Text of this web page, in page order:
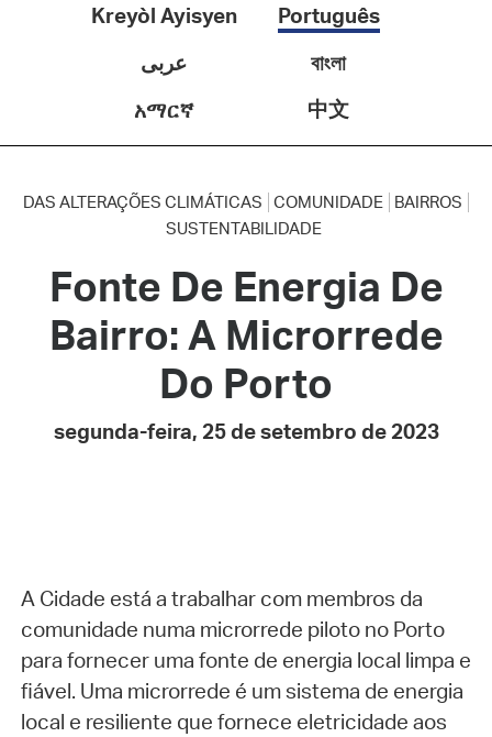
Kreyòl Ayisyen
Português
عربى
বাংলা
አማርኛ
中文
DAS ALTERAÇÕES CLIMÁTICAS COMUNIDADE BAIRROS
SUSTENTABILIDADE
Fonte De Energia De
Bairro: A Microrrede
Do Porto
segunda-feira, 25 de setembro de 2023
A Cidade está a trabalhar com membros da
comunidade numa microrrede piloto no Porto
para fornecer uma fonte de energia local limpa e
fiável. Uma microrrede é um sistema de energia
local e resiliente que fornece eletricidade aos